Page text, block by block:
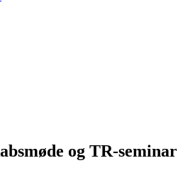
og TR-seminar